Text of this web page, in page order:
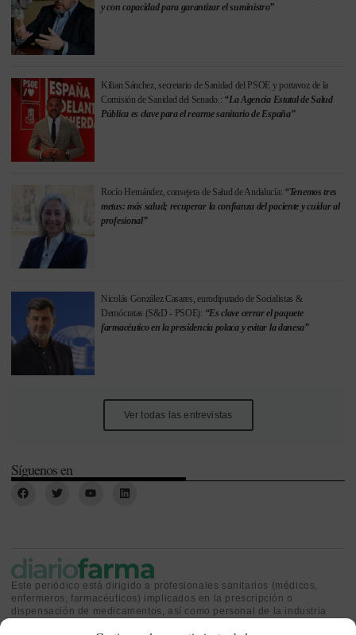
y con capacidad para garantizar el suministro”
Kilian Sánchez, secretario de Sanidad del PSOE y portavoz de la
Comisión de Sanidad del Senado.: “La Agencia Estatal de Salud
Pública es clave para el rearme sanitario de España”
Rocío Hernández, consejera de Salud de Andalucía: “Tenemos tres
metas: más salud; recuperar la confianza del paciente y cuidar al
profesional”
Nicolás González Casares, eurodiputado de Socialistas &
Demócratas (S&D - PSOE): “Es clave cerrar el paquete
farmacéutico en la presidencia polaca y evitar la danesa”
Ver todas las entrevistas
Síguenos en
Este periódico está dirigido a profesionales sanitarios (médicos,
enfermeros, farmacéuticos) implicados en la prescripción o
dispensación de medicamentos, así como personal de la industria